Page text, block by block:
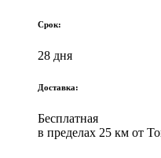
Срок:
28 дня
Доставка:
Бесплатная
в пределах 25 км от